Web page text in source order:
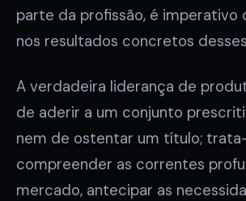
parte da profissão, é imperativo
nos resultados concretos
A verdadeira liderança de
de aderir a um conjunto
nem de ostentar um título;
compreender as correntes
mercado, antecipar as